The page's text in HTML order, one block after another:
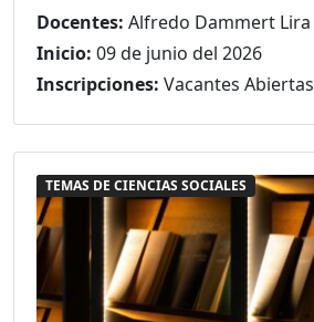
Docentes: Alfredo Dammert Lira
Inicio: 09 de junio del 2026
Inscripciones: Vacantes Abiertas
TEMAS DE CIENCIAS SOCIALES